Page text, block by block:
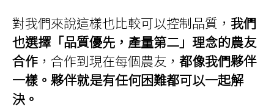
對我們來說這樣也比較可以控制品質， 我們
也選擇「品質優先，產量第二」理念的農友
合作 ，合作到現在每個農友， 都像我們夥伴
一樣。夥伴就是有任何困難都可以一起解
決。